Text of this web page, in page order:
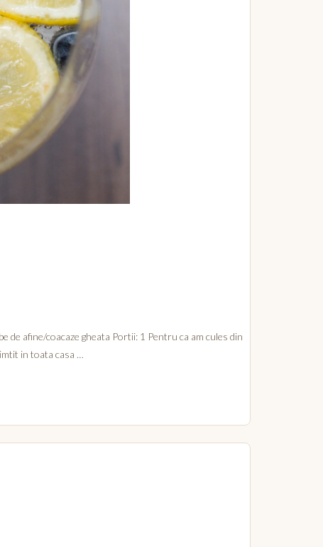
de afine/coacaze gheata Portii: 1 Pentru ca am cules din
in toata casa …